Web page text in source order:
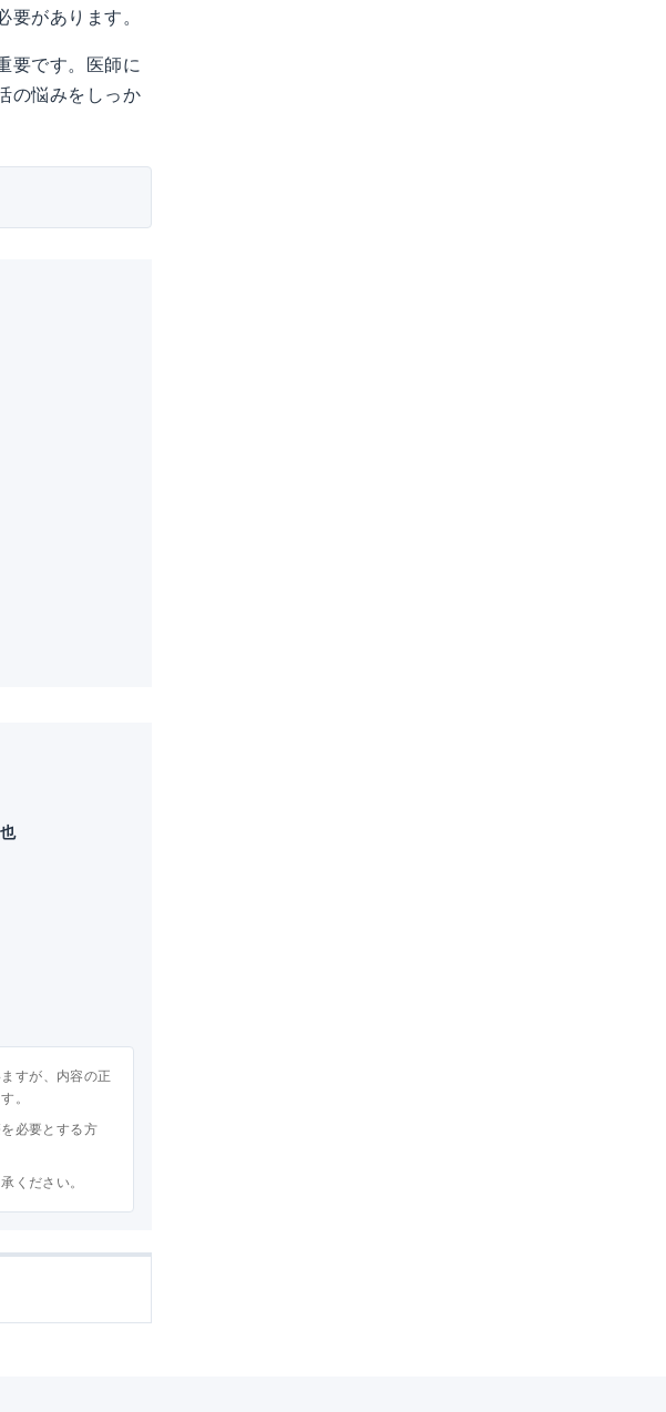
があります。
要です。医師に
の悩みをしっか
すが、内容の正
。
必要とする方
ください。